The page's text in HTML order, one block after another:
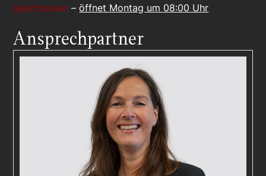
geschlossen –öffnet Montag um 08:00 Uhr
Ansprechpartner